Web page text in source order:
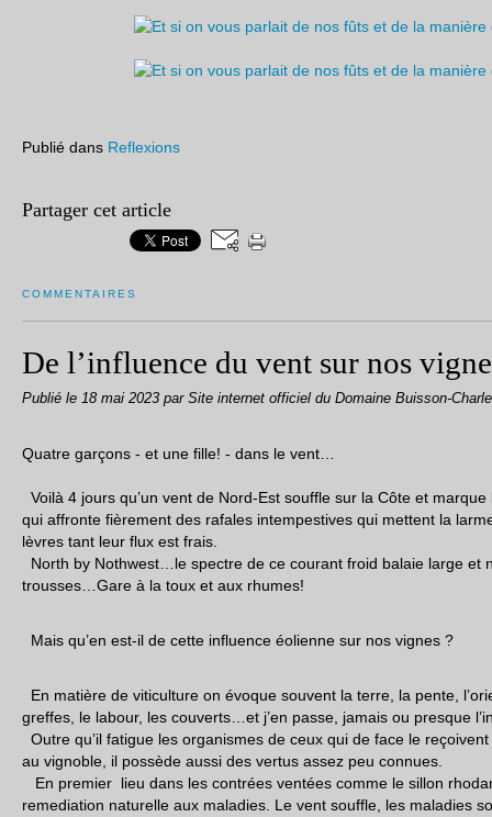
Publié dans Reflexions
Partager cet article
COMMENTAIRES
De l’influence du vent sur nos
Publié le 18 mai 2023 par Site internet officiel du Domaine Buisson-
Quatre garçons - et une fille! - dans le vent…
Voilà 4 jours qu’un vent de Nord-Est souffle sur la Côte et
qui affronte fièrement des rafales intempestives qui mettent la
lèvres tant leur flux est frais.
North by Nothwest…le spectre de ce courant froid balaie large et
trousses…Gare à la toux et aux rhumes!
Mais qu’en est-il de cette influence éolienne sur nos vignes ?
En matière de viticulture on évoque souvent la terre, la pente,
greffes, le labour, les couverts…et j’en passe, jamais ou presque
Outre qu’il fatigue les organismes de ceux qui de face le
au vignoble, il possède aussi des vertus assez peu connues.
En premier lieu dans les contrées ventées comme le sillon
remediation naturelle aux maladies. Le vent souffle, les maladies